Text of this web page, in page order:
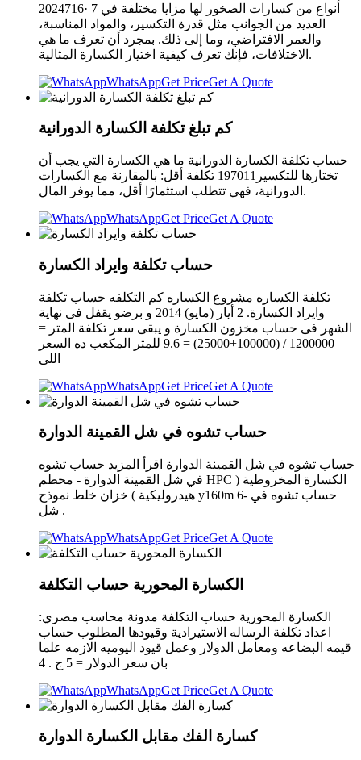
2024716· 7 أنواع من كسارات الصخور لها مزايا مختلفة في
العديد من الجوانب مثل قدرة التكسير، والمواد المناسبة،
والعمر الافتراضي، وما إلى ذلك. بمجرد أن تعرف ما هي
الاختلافات، فإنك تعرف كيفية اختيار الكسارة المثالية.
WhatsAppGet PriceGet A Quote
كم تبلغ تكلفة الكسارة الدورانية
حساب تكلفة الكسارة الدورانية ما هي الكسارة التي يجب أن
تختارها للتكسير197011 تكلفة أقل: بالمقارنة مع الكسارات
الدورانية، فهي تتطلب استثمارًا أقل، مما يوفر المال.
WhatsAppGet PriceGet A Quote
حساب تكلفة وايراد الكسارة
تكلفة الكساره مشروع الكساره كم التكلفه حساب تكلفة
وايراد الكسارة. 2 أيار (مايو) 2014 و برضو يقفل فى نهاية
الشهر فى حساب مخزون الكسارة و يبقى سعر تكلفة المتر =
1200000 / (100000+25000) = 9.6 للمتر المكعب ده السعر
اللى
WhatsAppGet PriceGet A Quote
حساب تشوه في شل القمينة الدوارة
حساب تشوه في شل القمينة الدوارة اقرأ المزيد حساب تشوه
في شل القمينة الدوارة - محطم HPC الكسارة المخروطية (
هيدروليكية ) خزان خلط نموذج y160m 6- حساب تشوه في
شل .
WhatsAppGet PriceGet A Quote
الكسارة المحورية حساب التكلفة
الكسارة المحورية حساب التكلفة مدونة محاسب مصري:
اعداد تكلفة الرساله الاستيرادية وقيودها المطلوب حساب
قيمه البضاعه ومعامل الدولار وعمل قيود اليوميه الازمه علما
بان سعر الدولار = 5 ج . 4
WhatsAppGet PriceGet A Quote
كسارة الفك مقابل الكسارة الدوارة